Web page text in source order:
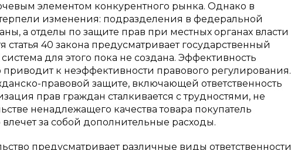
элементом конкурентного рынка. Однако в
изменения: подразделения в федеральной
а отделы по защите прав при местных органах власти
статья 40 закона предусматривает государственный
для этого пока не создана. Эффективность
приводит к неэффективности правового регулирования.
правовой защите, включающей ответственность
прав граждан сталкивается с трудностями, не
ненадлежащего качества товара покупатель
за собой дополнительные расходы.
предусматривает различные виды ответственности